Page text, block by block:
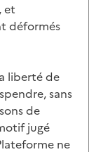
et
déformés
liberté de
sans
de
jugé
ne